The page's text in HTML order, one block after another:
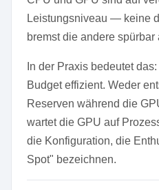
Leistungsniveau — keine
bremst die andere spürbar
In der Praxis bedeutet
Budget effizient. Weder
Reserven während die
wartet die GPU auf
die Konfiguration, die
Spot" bezeichnen.